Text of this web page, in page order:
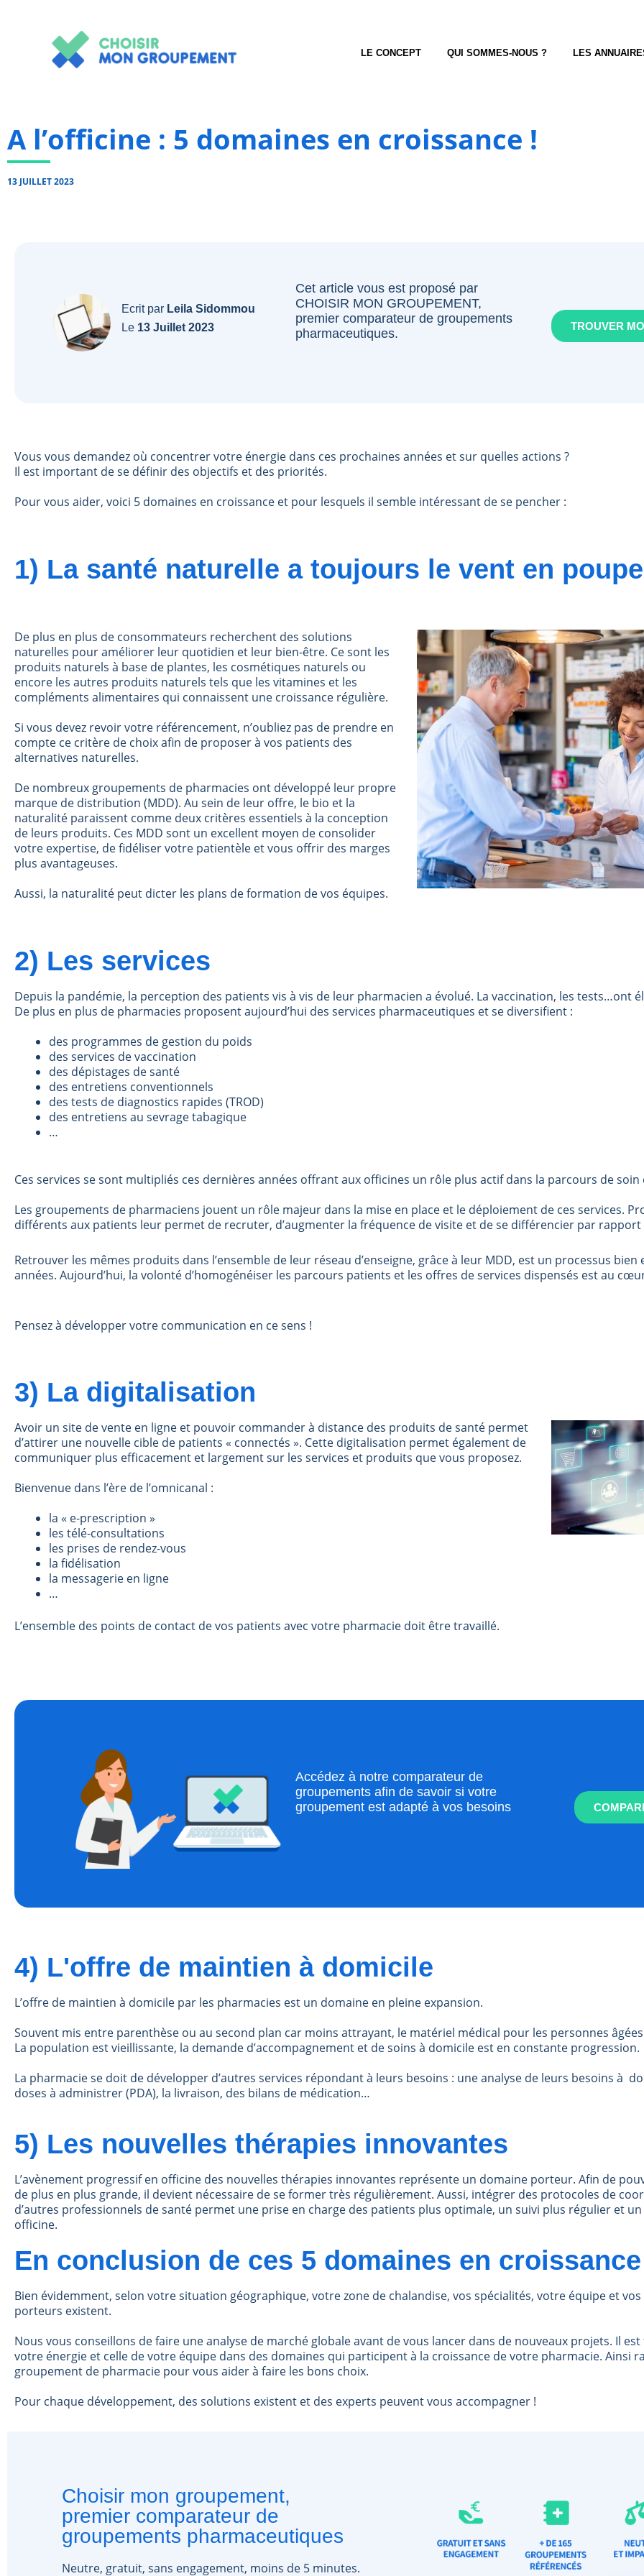
LE CONCEPT QUI SOMMES-NOUS ? LES
A l’officine : 5 domaines en croissance !
13 JUILLET 2023
Ecrit par Leila Sidommou
Le 13 Juillet 2023
Cet article vous est proposé par
CHOISIR MON GROUPEMENT,
premier comparateur de groupements
pharmaceutiques.
TROUVER
Vous vous demandez où concentrer votre énergie dans ces prochaines années et sur quelles actions ?
Il est important de se définir des objectifs et des priorités.
Pour vous aider, voici 5 domaines en croissance et pour lesquels il semble intéressant de se pencher :
1) La santé naturelle a toujours le vent en poupe
De plus en plus de consommateurs recherchent des solutions
naturelles pour améliorer leur quotidien et leur bien-être. Ce sont les
produits naturels à base de plantes, les cosmétiques naturels ou
encore les autres produits naturels tels que les vitamines et les
compléments alimentaires qui connaissent une croissance régulière.
Si vous devez revoir votre référencement, n’oubliez pas de prendre en
compte ce critère de choix afin de proposer à vos patients des
alternatives naturelles.
De nombreux groupements de pharmacies ont développé leur propre
marque de distribution (MDD). Au sein de leur offre, le bio et la
naturalité paraissent comme deux critères essentiels à la conception
de leurs produits. Ces MDD sont un excellent moyen de consolider
votre expertise, de fidéliser votre patientèle et vous offrir des marges
plus avantageuses.
Aussi, la naturalité peut dicter les plans de formation de vos équipes.
2) Les services
Depuis la pandémie, la perception des patients vis à vis de leur pharmacien a évolué. La vaccination, les tests…ont
De plus en plus de pharmacies proposent aujourd’hui des services pharmaceutiques et se diversifient :
des programmes de gestion du poids
des services de vaccination
des dépistages de santé
des entretiens conventionnels
des tests de diagnostics rapides (TROD)
des entretiens au sevrage tabagique
…
Ces services se sont multipliés ces dernières années offrant aux officines un rôle plus actif dans la parcours de
Les groupements de pharmaciens jouent un rôle majeur dans la mise en place et le déploiement de ces services.
différents aux patients leur permet de recruter, d’augmenter la fréquence de visite et de se différencier par
Retrouver les mêmes produits dans l’ensemble de leur réseau d’enseigne, grâce à leur MDD, est un processus
années. Aujourd’hui, la volonté d’homogénéiser les parcours patients et les offres de services dispensés est au
Pensez à développer votre communication en ce sens !
3) La digitalisation
Avoir un site de vente en ligne et pouvoir commander à distance des produits de santé permet
d’attirer une nouvelle cible de patients « connectés ». Cette digitalisation permet également de
communiquer plus efficacement et largement sur les services et produits que vous proposez.
Bienvenue dans l’ère de l’omnicanal :
la « e-prescription »
les télé-consultations
les prises de rendez-vous
la fidélisation
la messagerie en ligne
…
L’ensemble des points de contact de vos patients avec votre pharmacie doit être travaillé.
Accédez à notre comparateur de
groupements afin de savoir si votre
groupement est adapté à vos besoins
4) L'offre de maintien à domicile
L’offre de maintien à domicile par les pharmacies est un domaine en pleine expansion.
Souvent mis entre parenthèse ou au second plan car moins attrayant, le matériel médical pour les personnes
La population est vieillissante, la demande d’accompagnement et de soins à domicile est en constante progression.
La pharmacie se doit de développer d’autres services répondant à leurs besoins : une analyse de leurs besoins à
doses à administrer (PDA), la livraison, des bilans de médication…
5) Les nouvelles thérapies innovantes
L’avènement progressif en officine des nouvelles thérapies innovantes représente un domaine porteur. Afin de
de plus en plus grande, il devient nécessaire de se former très régulièrement. Aussi, intégrer des protocoles de
d’autres professionnels de santé permet une prise en charge des patients plus optimale, un suivi plus régulier et
officine.
En conclusion de ces 5 domaines en croissance
Bien évidemment, selon votre situation géographique, votre zone de chalandise, vos spécialités, votre équipe et vos
porteurs existent.
Nous vous conseillons de faire une analyse de marché globale avant de vous lancer dans de nouveaux projets. Il
votre énergie et celle de votre équipe dans des domaines qui participent à la croissance de votre pharmacie. Ainsi
groupement de pharmacie pour vous aider à faire les bons choix.
Pour chaque développement, des solutions existent et des experts peuvent vous accompagner !
Choisir mon groupement,
premier comparateur de
groupements pharmaceutiques
Neutre, gratuit, sans engagement, moins de 5 minutes.